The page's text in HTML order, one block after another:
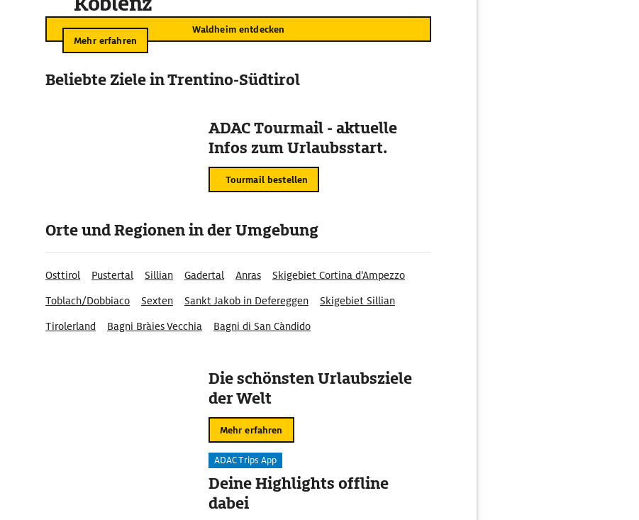
Waldheim entdecken
Mehr erfahren
Beliebte Ziele in Trentino-Südtirol
ADAC Tourmail - aktuelle
Infos zum Urlaubsstart.
Tourmail bestellen
Orte und Regionen in der Umgebung
Osttirol Pustertal Sillian Gadertal Anras
Skigebiet Cortina d'Ampezzo
Toblach/Dobbiaco
Sexten Sankt Jakob in Defereggen
Skigebiet Sillian
Tirolerland
Bagni Bràies Vecchia
Bagni di San Càndido
Die schönsten Urlaubsziele
der Welt
Mehr erfahren
ADAC Trips App
Deine Highlights offline
dabei